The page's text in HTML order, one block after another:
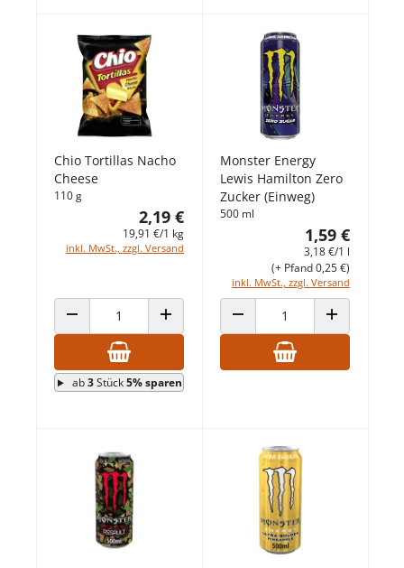
Chio Tortillas Nacho
Cheese
110 g
2,19 €
19,91 €/1 kg
inkl. MwSt., zzgl. Versand
ANZAHL VERRINGERNANZAHL ERHÖHEN
ab3Stück5% sparen
Monster Energy
Lewis Hamilton Zero
Zucker (Einweg)
500 ml
1,59 €
3,18 €/1 l
inkl. MwSt., zzgl. Versand
(+ Pfand 0,25 €)
ANZAHL VERRINGERNANZAHL